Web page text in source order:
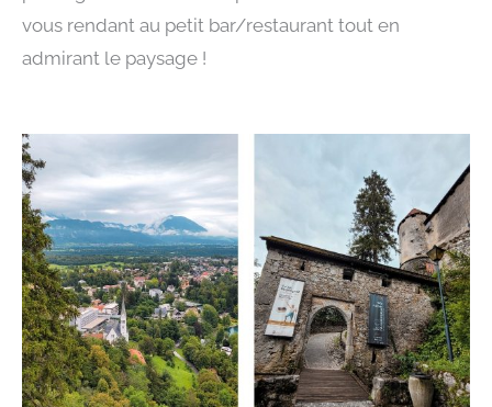
vous rendant au petit bar/restaurant tout en
admirant le paysage !